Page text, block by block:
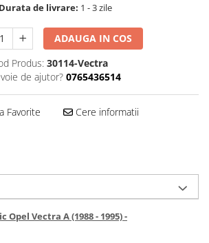
Durata de livrare: 1 - 3 zile
ADAUGA IN COS
Produs: 30114-Vectra
de ajutor? 0765436514
Favorite Cere informatii
Vectra A (1988 - 1995) -